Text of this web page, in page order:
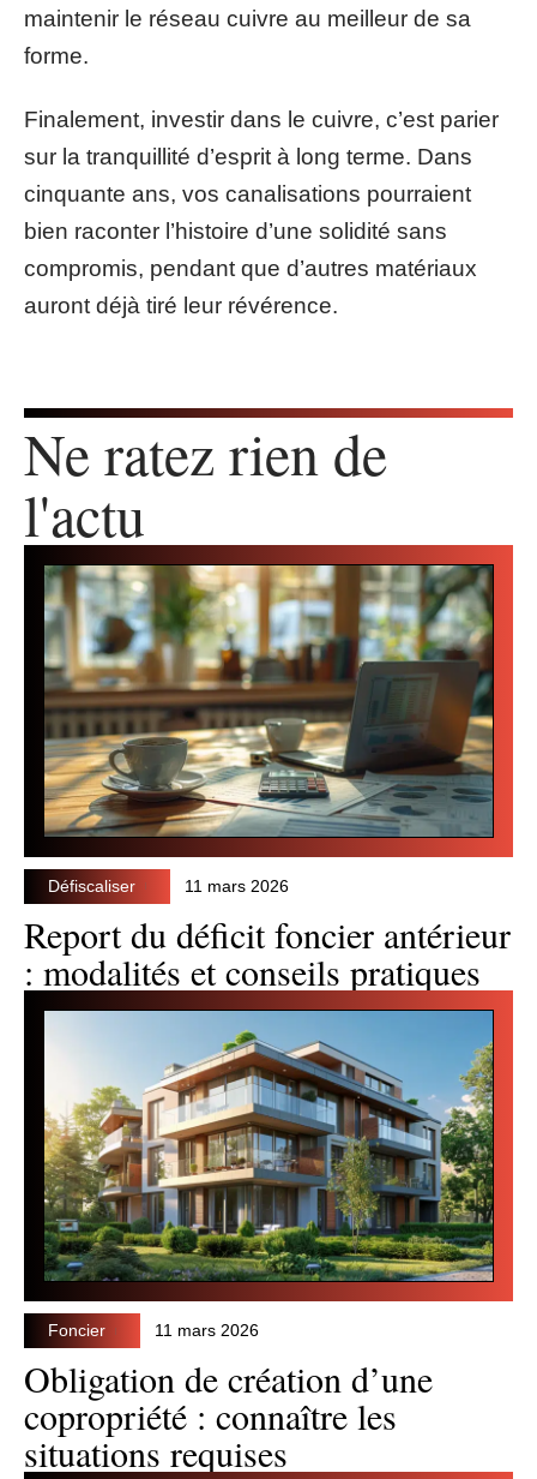
maintenir le réseau cuivre au meilleur de sa
forme.
Finalement, investir dans le cuivre, c’est parier
sur la tranquillité d’esprit à long terme. Dans
cinquante ans, vos canalisations pourraient
bien raconter l’histoire d’une solidité sans
compromis, pendant que d’autres matériaux
auront déjà tiré leur révérence.
Ne ratez rien de
l'actu
Défiscaliser 11 mars 2026
Report du déficit foncier antérieur
: modalités et conseils pratiques
Foncier 11 mars 2026
Obligation de création d’une
copropriété : connaître les
situations requises